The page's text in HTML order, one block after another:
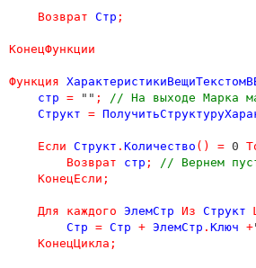
Возврат Стр ;
КонецФункции
Функция
стр = "" ;
// На выходе Марка
Структ =
Если Структ . Количество () = 0
Возврат
стр ;
// Вернем
КонецЕсли ;
Для каждого ЭлемСтр Из Структ
Стр = Стр + ЭлемСтр . Ключ +
КонецЦикла ;